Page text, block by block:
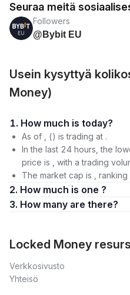
Seuraa meitä
Followers
@Bybit EU
Usein kysyttyä
Money)
1. How much is today?
As of , () is trading at .
In the last 24 hours, the
price is , with a trading
The market cap is ,
2. How much is one ?
3. How many are there?
Locked Money
Verkkosivusto
Yhteisö